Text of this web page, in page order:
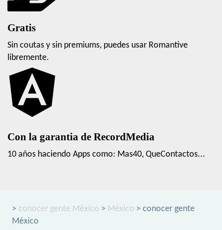
Gratis
Sin coutas y sin premiums, puedes usar Romantive
libremente.
Con la garantia de RecordMedia
10 años haciendo Apps como: Mas40, QueContactos...
> conocer gente México > México > conocer gente
México